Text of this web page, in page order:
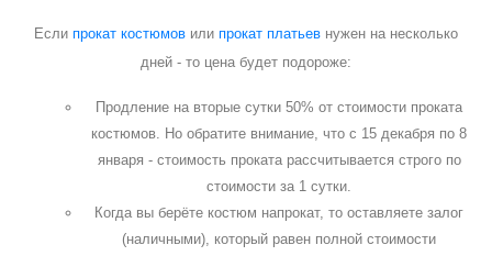
Если прокат костюмов или прокат платьев нужен на несколько
дней - то цена будет подороже:
Продление на вторые сутки 50% от стоимости проката
костюмов. Но обратите внимание, что с 15 декабря по 8
января - стоимость проката рассчитывается строго по
стоимости за 1 сутки.
Когда вы берёте костюм напрокат, то оставляете залог
(наличными), который равен полной стоимости